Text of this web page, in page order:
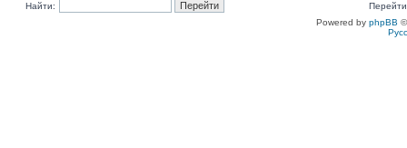
Найти:
Powered by phpBB